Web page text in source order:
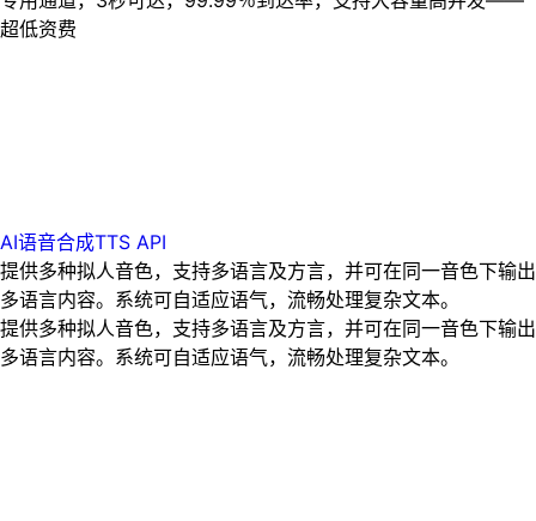
超低资费
AI语音合成TTS API
提供多种拟人音色，支持多语言及方言，并可在同一音色下输出
多语言内容。系统可自适应语气，流畅处理复杂文本。
提供多种拟人音色，支持多语言及方言，并可在同一音色下输出
多语言内容。系统可自适应语气，流畅处理复杂文本。